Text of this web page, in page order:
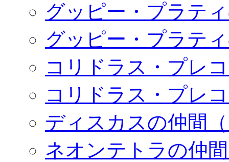
グッピー・プラテ
グッピー・プラテ
コリドラス・プレ
コリドラス・プレ
ディスカスの仲間
ネオンテトラの仲